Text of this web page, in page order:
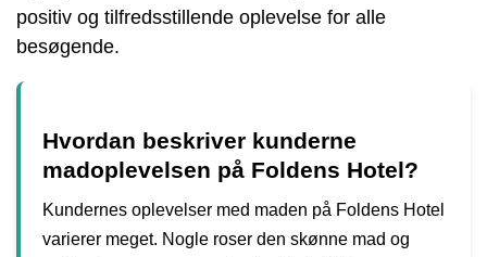
positiv og tilfredsstillende oplevelse for alle
besøgende.
Hvordan beskriver kunderne
madoplevelsen på Foldens Hotel?
Kundernes oplevelser med maden på Foldens Hotel
varierer meget. Nogle roser den skønne mad og